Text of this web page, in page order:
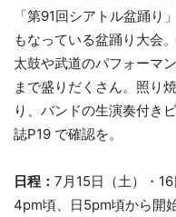
「第91回シアトル盆踊り
もなっている盆踊り大会
太鼓や武道のパフォーマ
まで盛りだくさん。照り
り、バンドの生演奏付き
誌P19 で確認を。
日程： 7月15日（土）・
4pm頃、日5pm頃から開